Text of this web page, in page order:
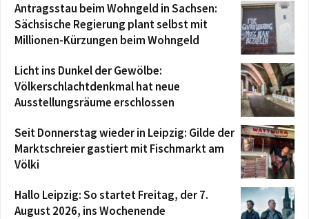
Antragsstau beim Wohngeld in Sachsen:
Sächsische Regierung plant selbst mit
Millionen-Kürzungen beim Wohngeld
Licht ins Dunkel der Gewölbe:
Völkerschlachtdenkmal hat neue
Ausstellungsräume erschlossen
Seit Donnerstag wieder in Leipzig: Gilde der
Marktschreier gastiert mit Fischmarkt am
Völki
Hallo Leipzig: So startet Freitag, der 7.
August 2026, ins Wochenende